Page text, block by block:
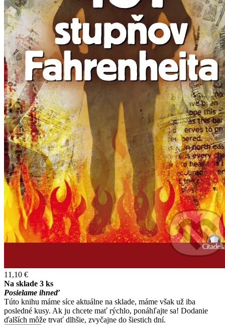
11,10 €
Na sklade 3 ks
Posielame ihneď
Túto knihu máme síce aktuálne na sklade, máme však už iba
posledné kusy. Ak ju chcete mať rýchlo, ponáhľajte sa! Dodanie
ďalších môže trvať dlhšie, zvyčajne do šiestich dní.